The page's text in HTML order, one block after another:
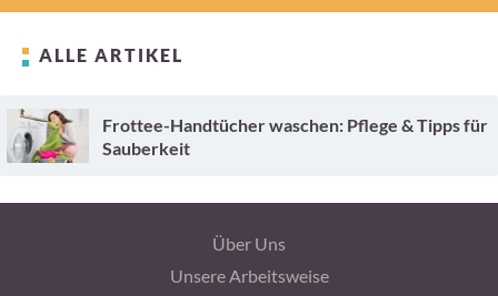
ALLE ARTIKEL
Frottee-Handtücher waschen: Pflege & Tipps für
Sauberkeit
Über Uns
Unsere Arbeitsweise